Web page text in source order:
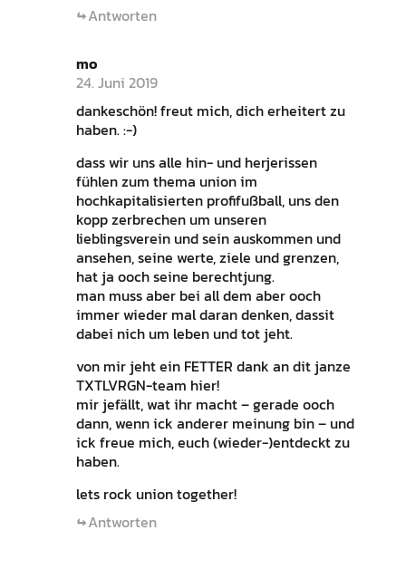
Antworten
mo
24. Juni 2019
dankeschön! freut mich, dich erheitert zu
haben. :-)
dass wir uns alle hin- und herjerissen
fühlen zum thema union im
hochkapitalisierten profifußball, uns den
kopp zerbrechen um unseren
lieblingsverein und sein auskommen und
ansehen, seine werte, ziele und grenzen,
hat ja ooch seine berechtjung.
man muss aber bei all dem aber ooch
immer wieder mal daran denken, dassit
dabei nich um leben und tot jeht.
von mir jeht ein FETTER dank an dit janze
TXTLVRGN-team hier!
mir jefällt, wat ihr macht – gerade ooch
dann, wenn ick anderer meinung bin – und
ick freue mich, euch (wieder-)entdeckt zu
haben.
lets rock union together!
Antworten